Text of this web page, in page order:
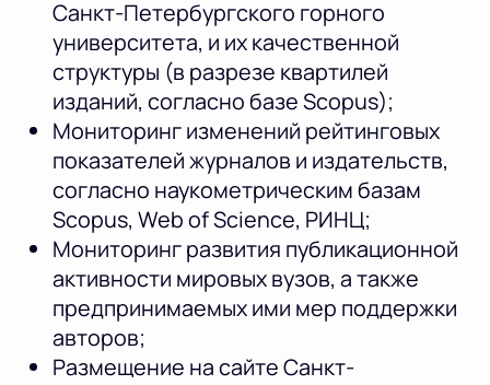
Санкт-Петербургского горного
университета, и их качественной
структуры (в разрезе квартилей
изданий, согласно базе Scopus);
Мониторинг изменений рейтинговых
показателей журналов и издательств,
согласно наукометрическим базам
Scopus, Web of Science, РИНЦ;
Мониторинг развития публикационной
активности мировых вузов, а также
предпринимаемых ими мер поддержки
авторов;
Размещение на сайте Санкт-